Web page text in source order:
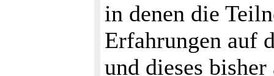
in denen die
Erfahrungen auf
und dieses